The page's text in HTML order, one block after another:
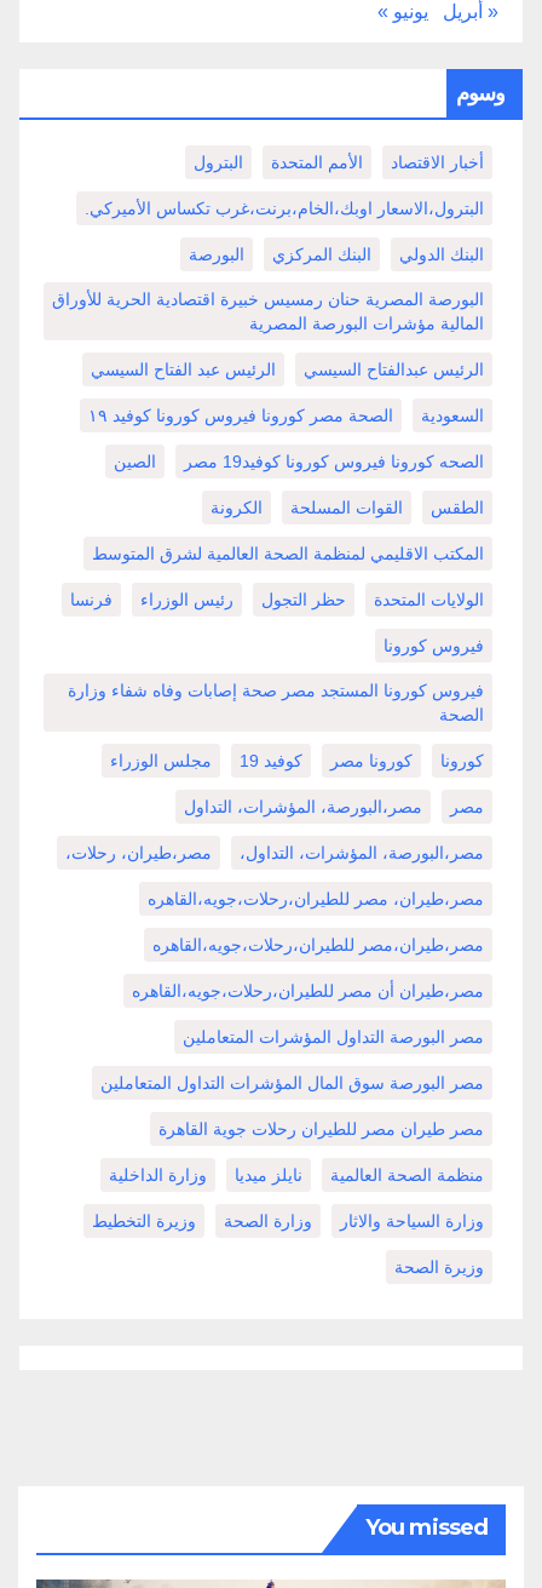
« أبريل يونيو »
وسوم
أخبار الاقتصاد الأمم المتحدة البترول
البترول،الاسعار اوبك،الخام،برنت،غرب تكساس الأميركي.
البنك الدولي البنك المركزي البورصة
البورصة المصرية حنان رمسيس خبيرة اقتصادية الحرية للأوراق
المالية مؤشرات البورصة المصرية
الرئيس عبدالفتاح السيسي الرئيس عبد الفتاح السيسي
السعودية الصحة مصر كورونا فيروس كورونا كوفيد ١٩
الصحه كورونا فيروس كورونا كوفيد19 مصر الصين
الطقس القوات المسلحة الكرونة
المكتب الاقليمي لمنظمة الصحة العالمية لشرق المتوسط
الولايات المتحدة حظر التجول رئيس الوزراء فرنسا
فيروس كورونا
فيروس كورونا المستجد مصر صحة إصابات وفاه شفاء وزارة
الصحة
كورونا كورونا مصر كوفيد 19 مجلس الوزراء
مصر مصر،البورصة، المؤشرات، التداول
مصر،البورصة، المؤشرات، التداول، مصر،طيران، رحلات،
مصر،طيران، مصر للطيران،رحلات،جويه،القاهره
مصر،طيران،مصر للطيران،رحلات،جويه،القاهره
مصر،طيران أن مصر للطيران،رحلات،جويه،القاهره
مصر البورصة التداول المؤشرات المتعاملين
مصر البورصة سوق المال المؤشرات التداول المتعاملين
مصر طيران مصر للطيران رحلات جوية القاهرة
منظمة الصحة العالمية نايلز ميديا وزارة الداخلية
وزارة السياحة والاثار وزارة الصحة وزيرة التخطيط
وزيرة الصحة
You missed